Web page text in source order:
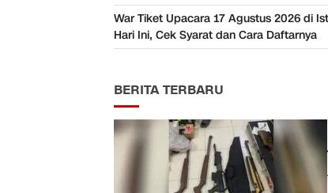
War Tiket Upacara 17 Agustus 2026 di
Hari Ini, Cek Syarat dan Cara Daftarnya
BERITA TERBARU